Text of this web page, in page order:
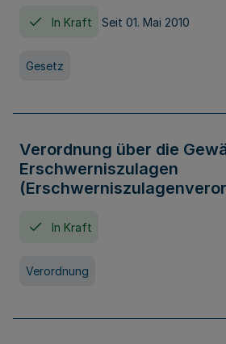
In Kraft Seit 01. Mai 2010
Gesetz
Verordnung über die
Erschwerniszulagen
In Kraft
Verordnung